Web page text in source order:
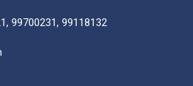
99700231, 99118132